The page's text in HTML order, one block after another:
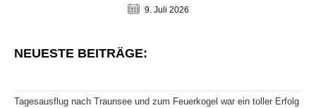
9. Juli 2026
NEUESTE BEITRÄGE:
Tagesausflug nach Traunsee und zum Feuerkogel war ein toller Erfolg